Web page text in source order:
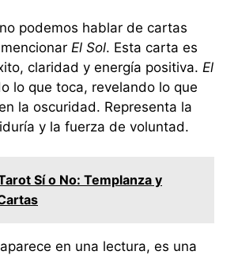
podemos hablar de cartas
El Sol. Esta carta es
claridad y energía positiva. El
lo que toca, revelando lo que
la oscuridad. Representa la
y la fuerza de voluntad.
Sí o No: Templanza y
aparece en una lectura, es una